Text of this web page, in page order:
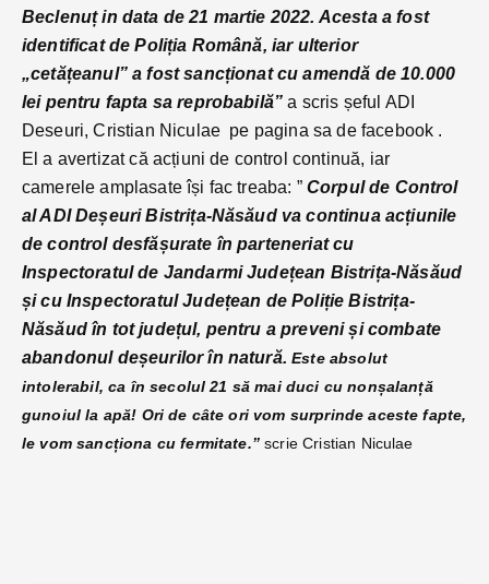
Beclenuț in data de 21 martie 2022. Acesta a fost
identificat de Poliția Română, iar ulterior
„cetățeanul” a fost sancționat cu amendă de 10.000
lei pentru fapta sa reprobabilă”a scris șeful ADI
Deseuri, Cristian Niculae pe pagina sa de facebook .
El a avertizat că acțiuni de control continuă, iar
camerele amplasate își fac treaba: ” Corpul de Control
al ADI Deșeuri Bistrița-Năsăud va continua acțiunile
de control desfășurate în parteneriat cu
Inspectoratul de Jandarmi Județean Bistrița-Năsăud
și cu Inspectoratul Județean de Poliție Bistrița-
Năsăud în tot județul, pentru a preveni și combate
abandonul deșeurilor în natură.Este absolut
intolerabil, ca în secolul 21 să mai duci cu nonșalanță
gunoiul la apă! Ori de câte ori vom surprinde aceste fapte,
le vom sancționa cu fermitate.”scrie Cristian Niculae